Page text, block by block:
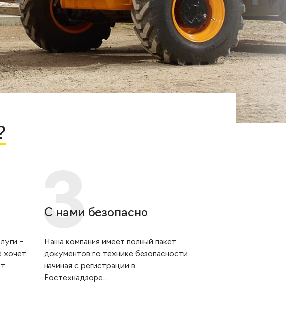
–
хочет
С нами безопасно
Наша компания имеет полный пакет
документов по технике безопасности
начиная с регистрации в
Ростехнадзоре...